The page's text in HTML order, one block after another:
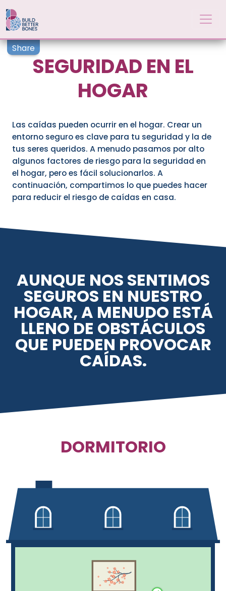
Share
SEGURIDAD EN EL
HOGAR
Las caídas pueden ocurrir en el hogar. Crear un
entorno seguro es clave para tu seguridad y la de
tus seres queridos. A menudo pasamos por alto
algunos factores de riesgo para la seguridad en
el hogar, pero es fácil solucionarlos. A
continuación, compartimos lo que puedes hacer
para reducir el riesgo de caídas en casa.
AUNQUE NOS SENTIMOS
SEGUROS EN NUESTRO
HOGAR, A MENUDO ESTÁ
LLENO DE OBSTÁCULOS
QUE PUEDEN PROVOCAR
CAÍDAS.
DORMITORIO